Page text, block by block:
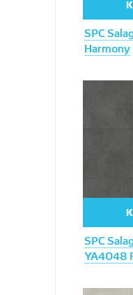
SPC
Harmony
SPC
YA4048